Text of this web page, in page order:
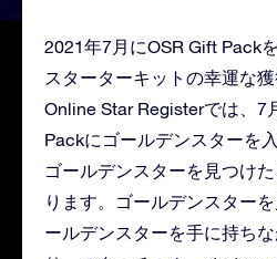
2021年7月にOSR Gift Pack
スターターキットの幸運な
Online Star Registerでは、7
Packにゴールデンスターを
ゴールデンスターを見つけ
ります。ゴールデンスター
ールデンスターを手に持ち